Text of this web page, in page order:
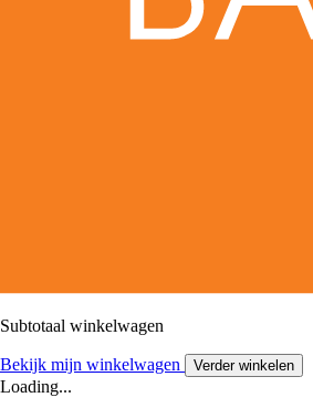
Subtotaal winkelwagen
Bekijk mijn winkelwagen Verder winkelen
Loading...